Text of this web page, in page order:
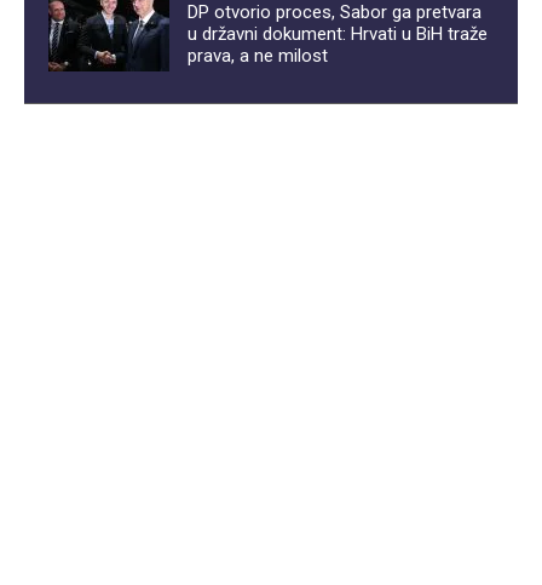
DP otvorio proces, Sabor ga pretvara
u državni dokument: Hrvati u BiH traže
prava, a ne milost